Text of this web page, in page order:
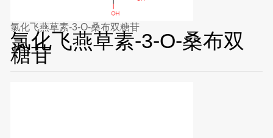
氯化飞燕草素-3-O-桑布双糖苷
氯化飞燕草素-3-O-桑布双
糖苷